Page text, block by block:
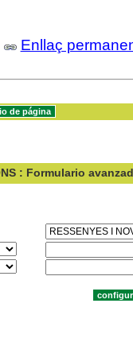
Enllaç
: Formulario